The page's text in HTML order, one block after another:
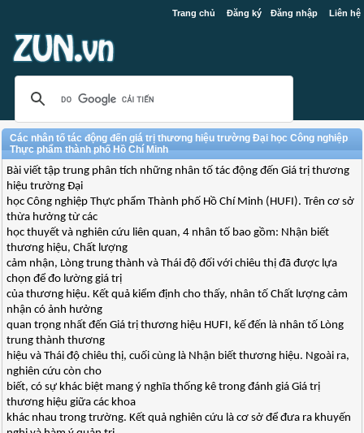
Trang chủ Đăng ký Đăng nhập Liên hệ
Các nhân tố tác động đến giá trị thương hiệu trường Đại học Công nghiệp
Thực phẩm thành phố Hồ Chí Minh
Bài viết tập trung phân tích những nhân tố tác động đến Giá trị thương
hiệu trường Đại
học Công nghiệp Thực phẩm Thành phố Hồ Chí Minh (HUFI). Trên cơ sở
thừa hưởng từ các
học thuyết và nghiên cứu liên quan, 4 nhân tố bao gồm: Nhận biết
thương hiệu, Chất lượng
cảm nhận, Lòng trung thành và Thái độ đối với chiêu thị đã được lựa
chọn để đo lường giá trị
của thương hiệu. Kết quả kiểm định cho thấy, nhân tố Chất lượng cảm
nhận có ảnh hưởng
quan trọng nhất đến Giá trị thương hiệu HUFI, kế đến là nhân tố Lòng
trung thành thương
hiệu và Thái độ chiêu thị, cuối cùng là Nhận biết thương hiệu. Ngoài ra,
nghiên cứu còn cho
biết, có sự khác biệt mang ý nghĩa thống kê trong đánh giá Giá trị
thương hiệu giữa các khoa
khác nhau trong trường. Kết quả nghiên cứu là cơ sở để đưa ra khuyến